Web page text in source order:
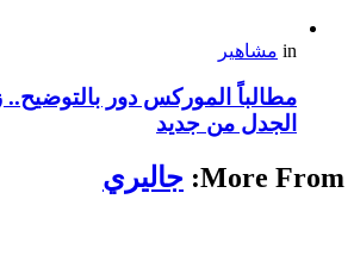
in مشاهير
مطالباً الموركس دور بالتوضيح..
الجدل من جديد
More From: جاليري